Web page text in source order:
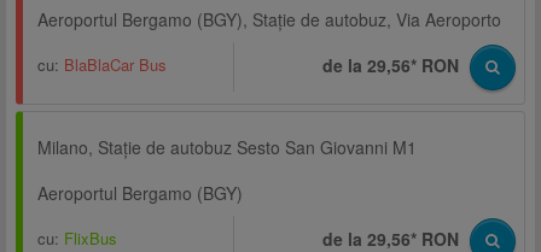
Aeroportul Bergamo (BGY), Staţie de autobuz, Via Aeroporto
cu: BlaBlaCar Bus de la 29,56* RON
Milano, Staţie de autobuz Sesto San Giovanni M1
Aeroportul Bergamo (BGY)
cu: FlixBus de la 29,56* RON